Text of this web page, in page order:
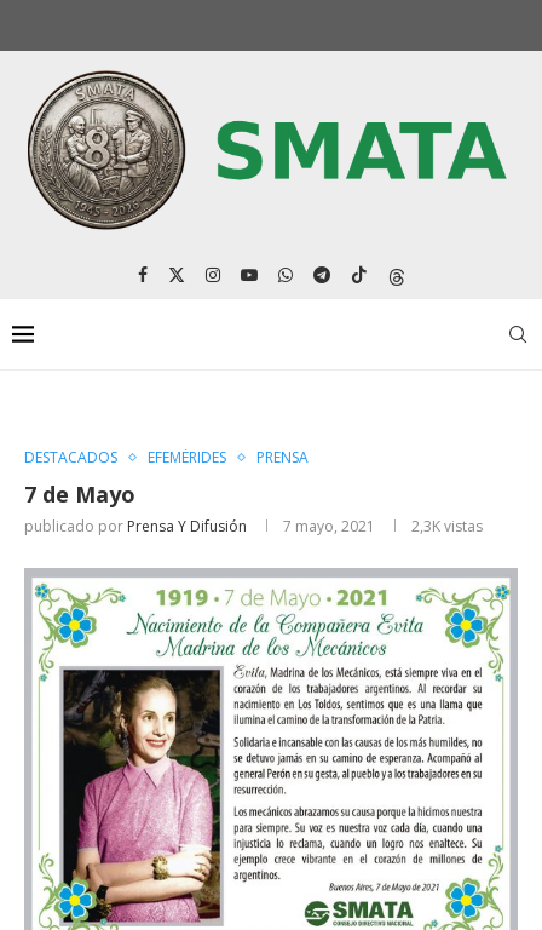
DESTACADOS EFEMÉRIDES PRENSA
7 de Mayo
publicado por Prensa Y Difusión 7 mayo, 2021 2,3Kvistas